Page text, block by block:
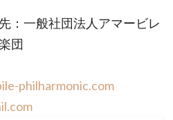
：一般社団法人アマービレ
団
philharmonic.com